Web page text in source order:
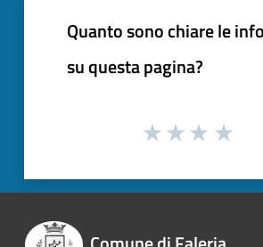
Quanto sono chiare le
su questa pagina?